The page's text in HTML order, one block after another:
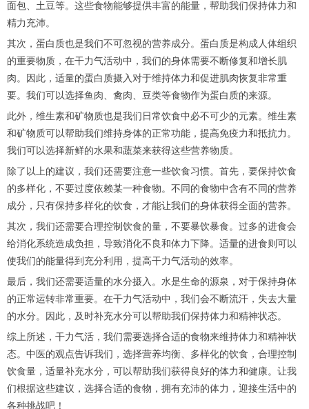
面包、土豆等。这些食物能够提供丰富的能量，帮助我们保持体力和
精力充沛。
其次，蛋白质也是我们不可忽视的营养成分。蛋白质是构成人体组织
的重要物质，在干力气活动中，我们的身体需要不断修复和增长肌
肉。因此，适量的蛋白质摄入对于维持体力和促进肌肉恢复非常重
要。我们可以选择鱼肉、禽肉、豆类等食物作为蛋白质的来源。
此外，维生素和矿物质也是我们日常饮食中必不可少的元素。维生素
和矿物质可以帮助我们维持身体的正常功能，提高免疫力和抵抗力。
我们可以选择新鲜的水果和蔬菜来获得这些营养物质。
除了以上的建议，我们还需要注意一些饮食习惯。首先，要保持饮食
的多样化，不要过度依赖某一种食物。不同的食物中含有不同的营养
成分，只有保持多样化的饮食，才能让我们的身体获得全面的营养。
其次，我们还需要合理控制饮食的量，不要暴饮暴食。过多的进食会
给消化系统造成负担，导致消化不良和体力下降。适量的进食则可以
使我们的能量得到充分利用，提高干力气活动的效率。
最后，我们还需要适量的水分摄入。水是生命的源泉，对于保持身体
的正常运转非常重要。在干力气活动中，我们会不断流汗，失去大量
的水分。因此，及时补充水分可以帮助我们保持体力和精神状态。
综上所述，干力气活，我们需要选择合适的食物来维持体力和精神状
态。中医的观点告诉我们，选择营养均衡、多样化的饮食，合理控制
饮食量，适量补充水分，可以帮助我们获得良好的体力和健康。让我
们根据这些建议，选择合适的食物，拥有充沛的体力，迎接生活中的
各种挑战吧！